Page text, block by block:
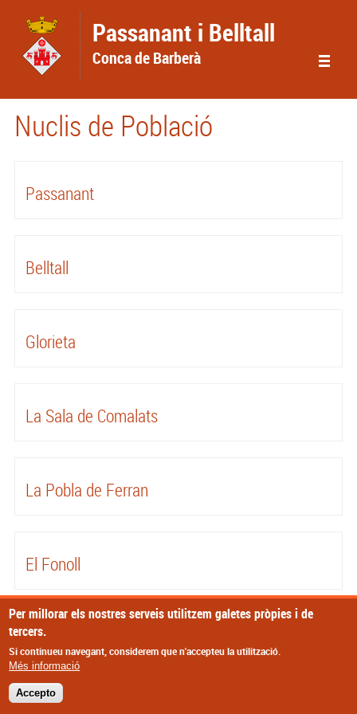
Passanant i Belltall
Conca de Barberà
Nuclis de Població
Passanant
Belltall
Glorieta
La Sala de Comalats
La Pobla de Ferran
El Fonoll
Per millorar els nostres serveis utilitzem galetes pròpies i de
tercers.
Si continueu navegant, considerem que n'accepteu la utilització.
Més informació
Accepto